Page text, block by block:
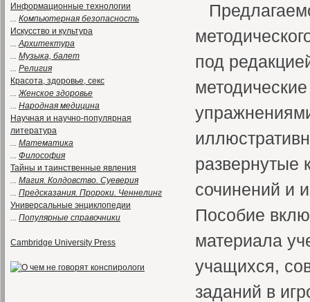
Информационные технологии
... Компьютерная безопасность
Искусство и культура
...Архитектура
... Музыка, балет
... Религия
Красота, здоровье, секс
...Женское здоровье
... Народная медицина
Научная и научно-популярная
литература
... Математика
... Философия
Тайны и таинственные явления
... Магия. Колдовство. Суеверия
... Предсказания. Пророки. Ченнелинг
Универсальные энциклопедии
... Популярные справочники
Cambridge University Press
под
развернутые
сочинений и
Пособие
материала
учащихся,
заданий в